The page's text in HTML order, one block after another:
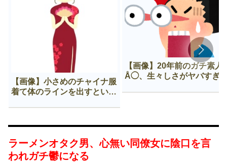
【画像】小さめのチャイナ服
着て体のラインを出すという
【画像】20年前のガチ素人
Å◯、生々しさがヤバすぎ
ラーメンオタク男、心無い同僚女に陰口を言
われガチ鬱になる